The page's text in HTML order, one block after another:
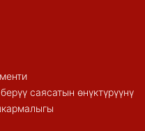
саясатын өнүктүрүүнү